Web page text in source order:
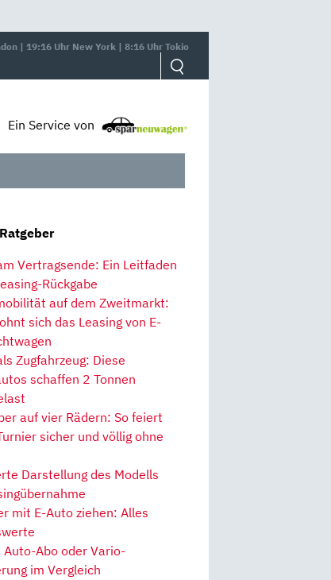
| 19:16 Uhr New York | 8:16 Uhr Tokio
Ein Service von
Vertragsende: Ein Leitfaden
Rückgabe
auf dem Zweitmarkt:
sich das Leasing von E-
Zugfahrzeug: Diese
schaffen 2 Tonnen
auf vier Rädern: So feiert
sicher und völlig ohne
Darstellung des Modells
mit E-Auto ziehen: Alles
Auto-Abo oder Vario-
im Vergleich